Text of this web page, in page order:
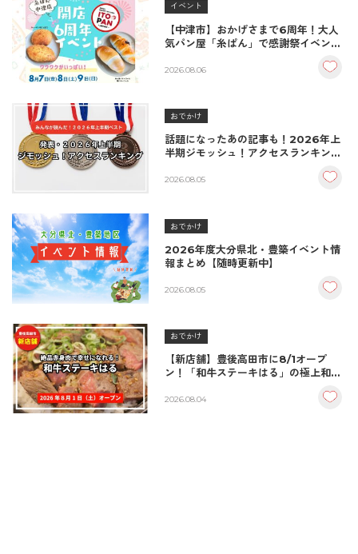
イベント
【中津市】おかげさまで6周年！大人
気パン屋「糸ぱん」で感謝祭イベント
♪（8/7〜8/9）
2026.08.06
おでかけ
話題になったあの記事も！2026年上
半期ジモッシュ！アクセスランキング
2026.08.05
おでかけ
2026年度大分県北・豊築イベント情
報まとめ【随時更新中】
2026.08.05
おでかけ
【新店舗】豊後高田市に8/1オープ
ン！「和牛ステーキはる」の極上和牛
2026.08.04